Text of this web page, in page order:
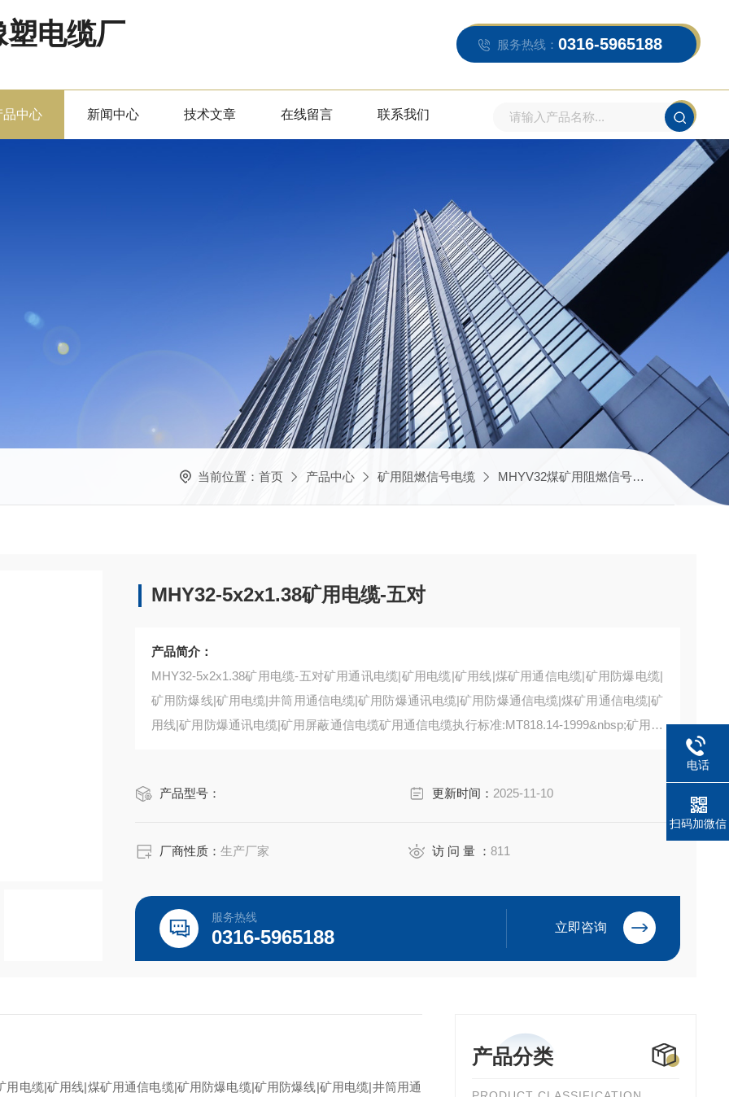
电缆厂 服务热线： 0316-5965188
品中心 新闻中心 技术文章 在线留言 联系我们
当前位置： 首页 产品中心 矿用阻燃信号电缆 MHYV32煤矿用阻燃信号电缆 MHY32-
MHY32-5x2x1.38矿用电缆-五对
产品简介：
MHY32-5x2x1.38矿用电缆-五对矿用通讯电缆|矿用电缆|矿用线|煤矿用通信电缆|矿用防爆电缆|
矿用防爆线|矿用电缆|井筒用通信电缆|矿用防爆通讯电缆|矿用防爆通信电缆|煤矿用通信电缆|矿
用线|矿用防爆通讯电缆|矿用屏蔽通信电缆矿用通信电缆执行标准:MT818.14-1999&nbsp;矿用通
产品型号： 更新时间： 2025-11-10
厂商性质：生产厂家 访 问 量 ：811
服务热线
0316-5965188 立即咨询
产品分类
电缆|矿用线|煤矿用通信电缆|矿用防爆电缆|矿用防爆线|矿用电缆|井筒用通
电话
扫码加微信